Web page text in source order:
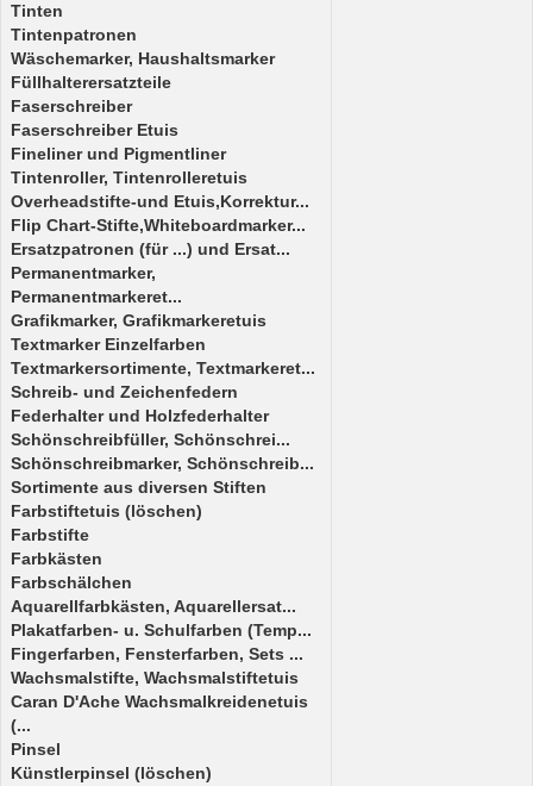
Tinten
Tintenpatronen
Wäschemarker, Haushaltsmarker
Füllhalterersatzteile
Faserschreiber
Faserschreiber Etuis
Fineliner und Pigmentliner
Tintenroller, Tintenrolleretuis
Overheadstifte-und Etuis,Korrektur...
Flip Chart-Stifte,Whiteboardmarker...
Ersatzpatronen (für ...) und Ersat...
Permanentmarker,
Permanentmarkeret...
Grafikmarker, Grafikmarkeretuis
Textmarker Einzelfarben
Textmarkersortimente, Textmarkeret...
Schreib- und Zeichenfedern
Federhalter und Holzfederhalter
Schönschreibfüller, Schönschrei...
Schönschreibmarker, Schönschreib...
Sortimente aus diversen Stiften
Farbstiftetuis (löschen)
Farbstifte
Farbkästen
Farbschälchen
Aquarellfarbkästen, Aquarellersat...
Plakatfarben- u. Schulfarben (Temp...
Fingerfarben, Fensterfarben, Sets ...
Wachsmalstifte, Wachsmalstiftetuis
Caran D'Ache Wachsmalkreidenetuis
(...
Pinsel
Künstlerpinsel (löschen)